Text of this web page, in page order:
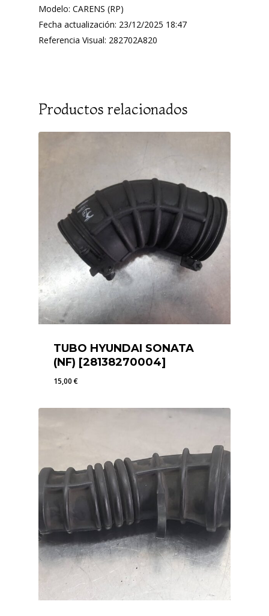
Modelo: CARENS (RP)
Fecha actualización: 23/12/2025 18:47
Referencia Visual: 282702A820
Productos relacionados
TUBO HYUNDAI SONATA
(NF) [28138270004]
15,00€